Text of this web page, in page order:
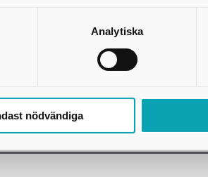
Analytiska
nödvändiga